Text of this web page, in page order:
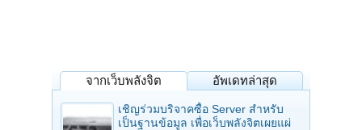
จากเว็บพลังจิต อัพเดทล่าสุด
เชิญร่วมบริจาคซื้อ Server สำหรับ
เป็นฐานข้อมูล เพื่อเว็บพลังจิตเผยแผ่